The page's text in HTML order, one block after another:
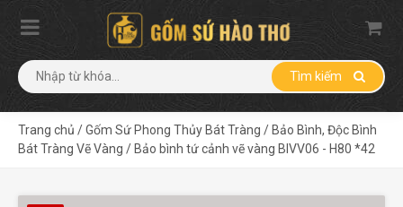
Tìm kiếm
Trang chủ /Gốm Sứ Phong Thủy Bát Tràng / Bảo Bình, Độc Bình
Bát Tràng Vẽ Vàng / Bảo bình tứ cảnh vẽ vàng BIVV06 - H80 *42